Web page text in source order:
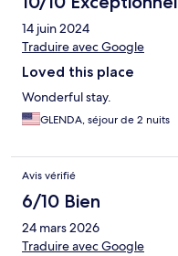
14 juin 2024
Traduire avec Google
Loved this place
Wonderful stay.
GLENDA, séjour de 2 nuits
Avis vérifié
6/10 Bien
24 mars 2026
Traduire avec Google